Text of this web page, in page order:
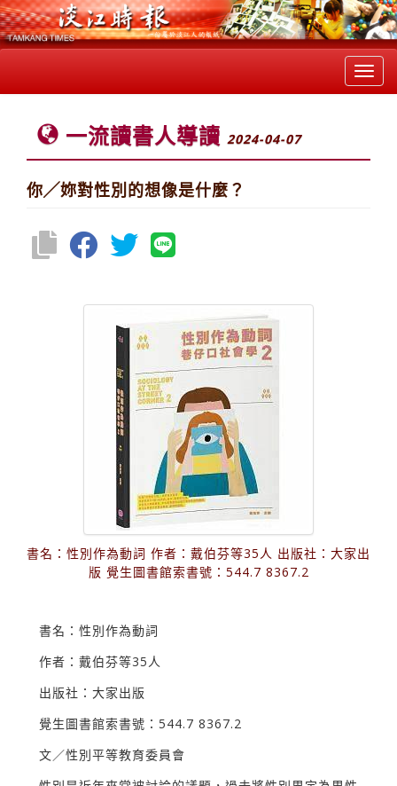
一流讀書人導讀 2024-04-07
你╱妳對性別的想像是什麼？
書名：性別作為動詞 作者：戴伯芬等35人 出版社：大家出
版 覺生圖書館索書號：544.7 8367.2
書名：性別作為動詞
作者：戴伯芬等35人
出版社：大家出版
覺生圖書館索書號：544.7 8367.2
文／性別平等教育委員會